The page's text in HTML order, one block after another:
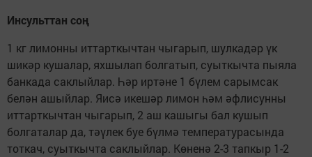
Инсульттан соң
1 кг лимонны иттарткычтан чыгарып, шулкадәр үк
шикәр кушалар, яхшылап болгатып, суыткычта пыяла
банкада саклыйлар. Һәр иртәне 1 бүлем сарымсак
белән ашыйлар. Яисә икешәр лимон һәм әфлисунны
иттарткычтан чыгарып, 2 аш кашыгы бал кушып
болгаталар да, тәүлек буе бүлмә температурасында
тоткач, суыткычта саклыйлар. Көненә 2-3 тапкыр 1-2